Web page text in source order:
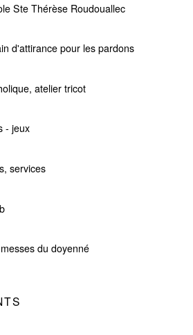
Ste Thérèse Roudouallec
d'attirance pour les pardons
atelier tricot
- jeux
services
du doyenné